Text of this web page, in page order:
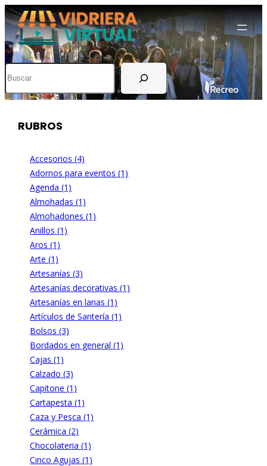
RUBROS
Accesorios (4)
Adornos para eventos (1)
Agenda (1)
Almohadas (1)
Almohadones (1)
Anillos (1)
Aros (1)
Arte (1)
Artesanías (3)
Artesanías decorativas (1)
Artesanías en lanas (1)
Artículos de Santería (1)
Bolsos (3)
Bordados en general (1)
Cajas (1)
Calzado (3)
Capitone (1)
Cartapesta (1)
Caza y Pesca (1)
Cerámica (2)
Chocolateria (1)
Cinco Agujas (1)